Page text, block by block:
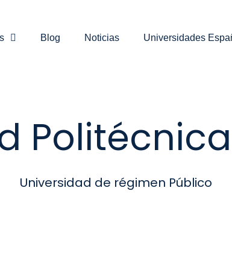
Blog Noticias Universidades
Universidad de régimen Público